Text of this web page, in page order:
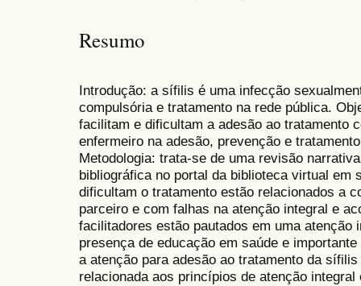
Resumo
Introdução: a sífilis é uma infecção
compulsória e tratamento na rede pública.
facilitam e dificultam a adesão ao tratamento
enfermeiro na adesão, prevenção e
Metodologia: trata-se de uma revisão
bibliográfica no portal da biblioteca virtual em
dificultam o tratamento estão relacionados a
parceiro e com falhas na atenção integral e
facilitadores estão pautados em uma atenção
presença de educação em saúde e
a atenção para adesão ao tratamento da
relacionada aos princípios de atenção